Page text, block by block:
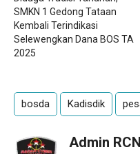
SMKN 1 Gedong Tataan
Kembali Terindikasi
Selewengkan Dana BOS TA
2025
bosda Kadisdik
Admin RCN